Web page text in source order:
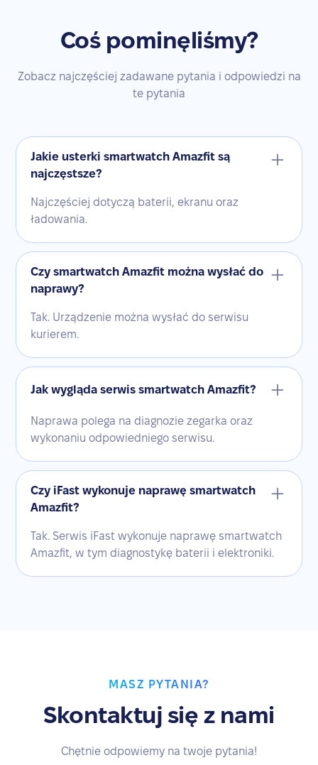
Coś pominęliśmy?
Zobacz najczęściej zadawane pytania i odpowiedzi na
te pytania
Jakie usterki smartwatch Amazfit są
najczęstsze?
Najczęściej dotyczą baterii, ekranu oraz
ładowania.
Czy smartwatch Amazfit można wysłać do
naprawy?
Tak. Urządzenie można wysłać do serwisu
kurierem.
Jak wygląda serwis smartwatch Amazfit?
Naprawa polega na diagnozie zegarka oraz
wykonaniu odpowiedniego serwisu.
Czy iFast wykonuje naprawę smartwatch
Amazfit?
Tak. Serwis iFast wykonuje naprawę smartwatch
Amazfit, w tym diagnostykę baterii i elektroniki.
MASZ PYTANIA?
Skontaktuj się z nami
Chętnie odpowiemy na twoje pytania!